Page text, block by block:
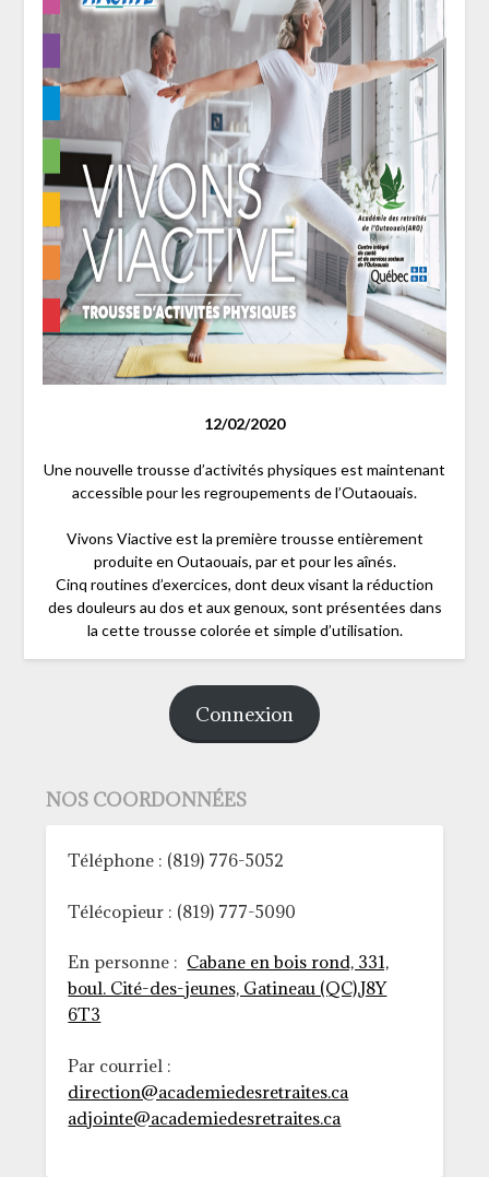
12/02/2020
Une nouvelle trousse d’activités physiques est maintenant
accessible pour les regroupements de l’Outaouais.
Vivons Viactive est la première trousse entièrement
produite en Outaouais, par et pour les aînés.
Cinq routines d’exercices, dont deux visant la réduction
des douleurs au dos et aux genoux, sont présentées dans
la cette trousse colorée et simple d’utilisation.
Connexion
NOS COORDONNÉES
Téléphone : (819) 776-5052
Télécopieur : (819) 777-5090
En personne : Cabane en bois rond, 331,
boul. Cité-des-jeunes, Gatineau (QC),J8Y
6T3
Par courriel :
direction@academiedesretraites.ca
adjointe@academiedesretraites.ca